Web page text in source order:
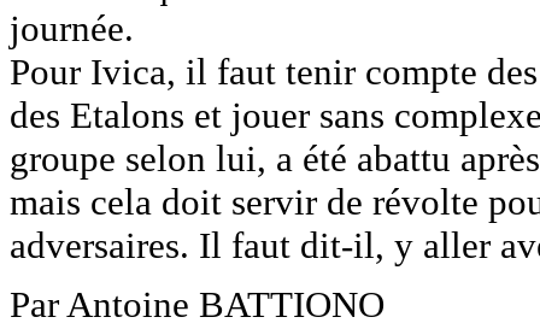
journée.
Pour Ivica, il faut tenir compte
des Etalons et jouer sans
groupe selon lui, a été abattu
mais cela doit servir de révolte
adversaires. Il faut dit-il, y aller
Par Antoine BATTIONO